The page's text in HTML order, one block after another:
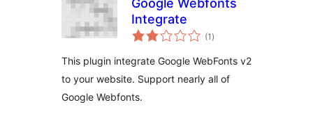
Google Webfonts
Integrate
(1 कुल
दर)
This plugin integrate Google WebFonts v2
to your website. Support nearly all of
Google Webfonts.